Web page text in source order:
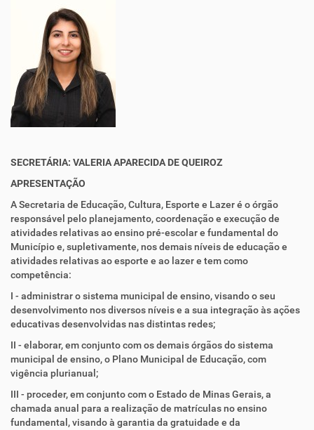
SECRETÁRIA: VALERIA APARECIDA DE QUEIROZ
APRESENTAÇÃO
A Secretaria de Educação, Cultura, Esporte e Lazer é o órgão
responsável pelo planejamento, coordenação e execução de
atividades relativas ao ensino pré-escolar e fundamental do
Município e, supletivamente, nos demais níveis de educação e
atividades relativas ao esporte e ao lazer e tem como
competência:
I - administrar o sistema municipal de ensino, visando o seu
desenvolvimento nos diversos níveis e a sua integração às ações
educativas desenvolvidas nas distintas redes;
II - elaborar, em conjunto com os demais órgãos do sistema
municipal de ensino, o Plano Municipal de Educação, com
vigência plurianual;
III - proceder, em conjunto com o Estado de Minas Gerais, a
chamada anual para a realização de matrículas no ensino
fundamental, visando à garantia da gratuidade e da